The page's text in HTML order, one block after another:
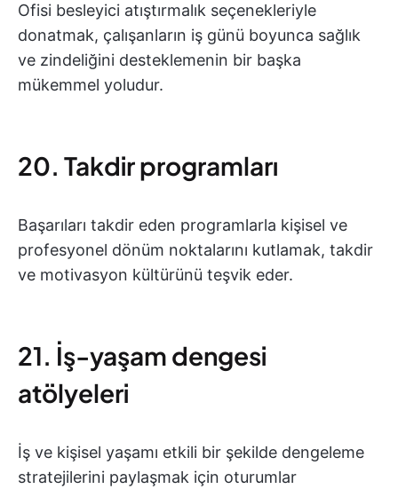
Ofisi besleyici atıştırmalık seçenekleriyle
donatmak, çalışanların iş günü boyunca sağlık
ve zindeliğini desteklemenin bir başka
mükemmel yoludur.
20. Takdir programları
Başarıları takdir eden programlarla kişisel ve
profesyonel dönüm noktalarını kutlamak, takdir
ve motivasyon kültürünü teşvik eder.
21. İş-yaşam dengesi
atölyeleri
İş ve kişisel yaşamı etkili bir şekilde dengeleme
stratejilerini paylaşmak için oturumlar